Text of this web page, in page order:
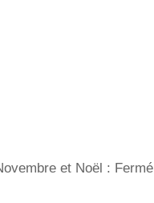
et Noël : Fermé